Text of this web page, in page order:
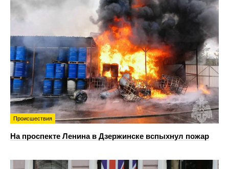
Происшествия
На проспекте Ленина в Дзержинске вспыхнул пожар